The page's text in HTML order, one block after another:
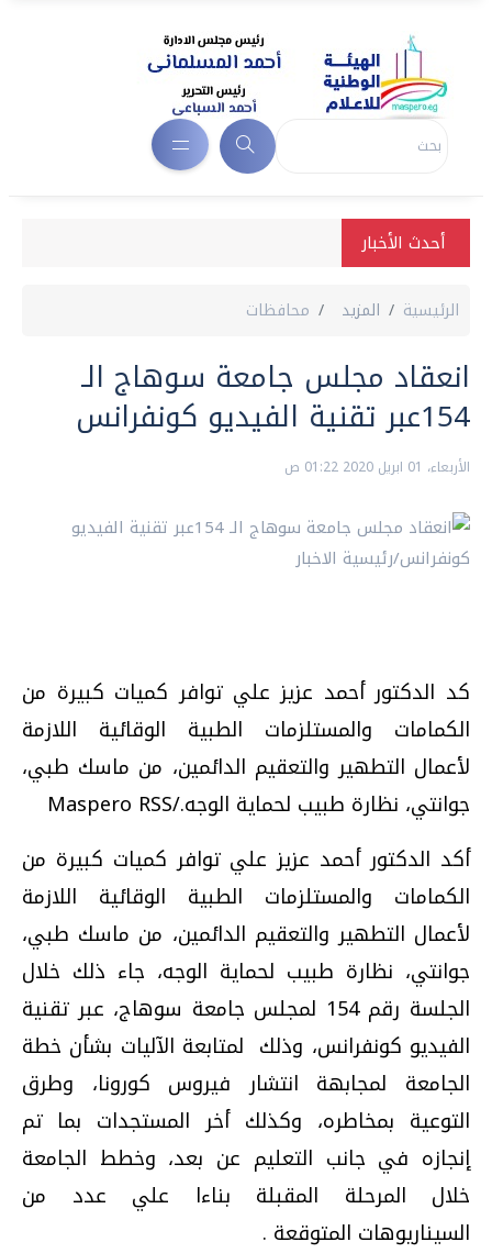
أحدث الأخبار
الرئيسية المزيد محافظات
انعقاد مجلس جامعة سوهاج الـ
154عبر تقنية الفيديو كونفرانس
الأربعاء، 01 ابريل 2020 01:22 ص
كد الدكتور أحمد عزيز علي توافر كميات كبيرة من
الكمامات والمستلزمات الطبية الوقائية اللازمة
لأعمال التطهير والتعقيم الدائمين، من ماسك طبي،
جوانتي، نظارة طبيب لحماية الوجه./Maspero RSS
أكد الدكتور أحمد عزيز علي توافر كميات كبيرة من
الكمامات والمستلزمات الطبية الوقائية اللازمة
لأعمال التطهير والتعقيم الدائمين، من ماسك طبي،
جوانتي، نظارة طبيب لحماية الوجه، جاء ذلك خلال
الجلسة رقم 154 لمجلس جامعة سوهاج، عبر تقنية
الفيديو كونفرانس، وذلك لمتابعة الآليات بشأن خطة
الجامعة لمجابهة انتشار فيروس كورونا، وطرق
التوعية بمخاطره، وكذلك أخر المستجدات بما تم
إنجازه في جانب التعليم عن بعد، وخطط الجامعة
خلال المرحلة المقبلة بناءا علي عدد من
السيناريوهات المتوقعة .